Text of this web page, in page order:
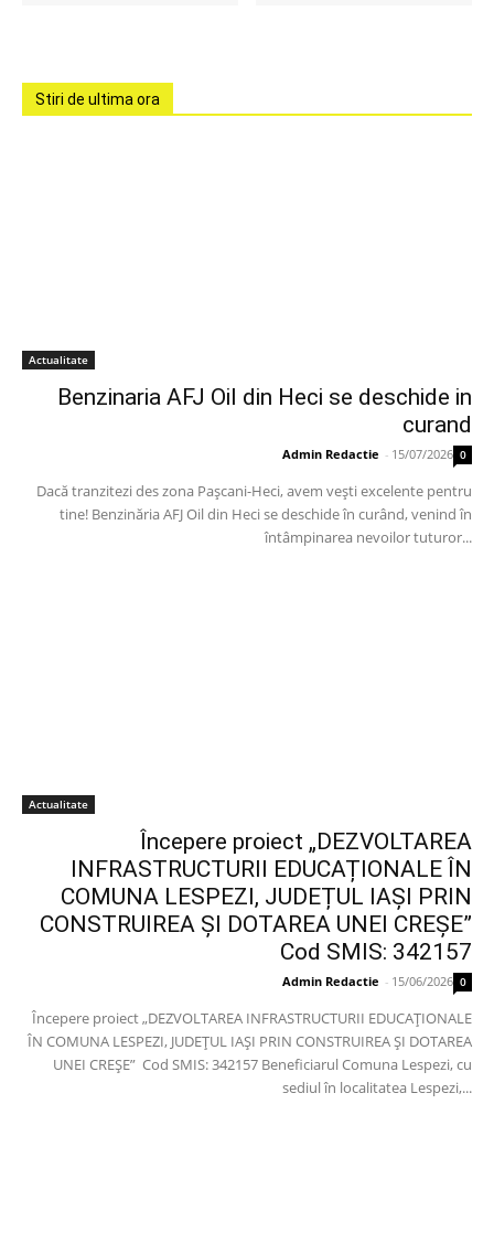
Stiri de ultima ora
Actualitate
Benzinaria AFJ Oil din Heci se deschide in
curand
Admin Redactie - 15/07/2026 0
Dacă tranzitezi des zona Pașcani-Heci, avem vești excelente pentru
tine! Benzinăria AFJ Oil din Heci se deschide în curând, venind în
întâmpinarea nevoilor tuturor...
Actualitate
Începere proiect „DEZVOLTAREA
INFRASTRUCTURII EDUCAȚIONALE ÎN
COMUNA LESPEZI, JUDEȚUL IAȘI PRIN
CONSTRUIREA ȘI DOTAREA UNEI CREȘE”
Cod SMIS: 342157
Admin Redactie - 15/06/2026 0
Începere proiect „DEZVOLTAREA INFRASTRUCTURII EDUCAȚIONALE
ÎN COMUNA LESPEZI, JUDEȚUL IAȘI PRIN CONSTRUIREA ȘI DOTAREA
UNEI CREȘE” Cod SMIS: 342157 Beneficiarul Comuna Lespezi, cu
sediul în localitatea Lespezi,...